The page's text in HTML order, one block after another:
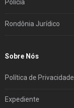
Polícia
Rondônia Jurídico
Sobre Nós
Política de Privacidade
Expediente